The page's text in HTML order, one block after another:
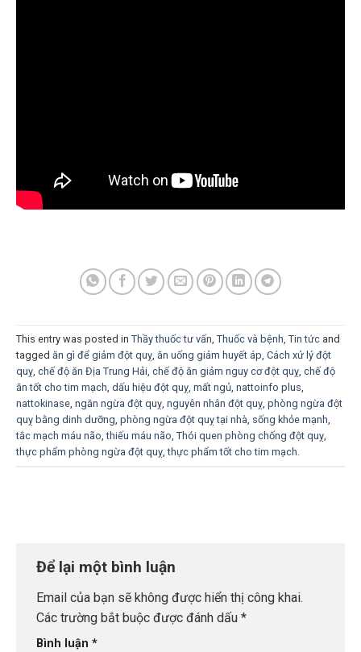
This entry was posted in Thầy thuốc tư vấn Thuốc và bệnh Tin tức and
tagged ăn gì để giảm đột quỵ ăn uống giảm huyết áp Cách xử lý đột
quỵ chế độ ăn Địa Trung Hải chế độ ăn giảm nguy cơ đột quỵ chế độ
ăn tốt cho tim mạch dấu hiệu đột quỵ mất ngủ nattoinfo plus
nattokinase ngăn ngừa đột quỵ nguyên nhân đột quỵ phòng ngừa đột
quỵ bằng dinh dưỡng phòng ngừa đột quỵ tại nhà sống khỏe mạnh
tắc mạch máu não ,thiếu máu não Thói quen phòng chống đột quỵ
thực phẩm phòng ngừa đột quỵ ,thực phẩm tốt cho tim mạch
Để lại một bình luận
Email của bạn sẽ không được hiển thị công khai.
Các trường bắt buộc được đánh dấu *
Bình luận *